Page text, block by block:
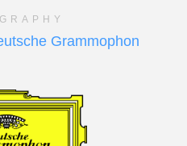
Grammophon